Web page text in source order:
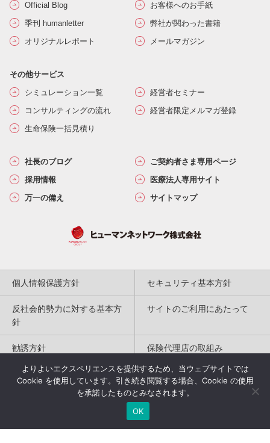
Official Blog
お客様へのお手紙
季刊 humanletter
弊社が関わった書籍
オリジナルレポート
メールマガジン
その他サービス
シミュレーション一覧
経営者セミナー
コンサルティングの流れ
経営者限定メルマガ登録
生命保険一括見積り
社長のブログ
ご契約者さま専用ページ
採用情報
医療法人専用サイト
万一の備え
サイトマップ
個人情報保護方針 セキュリティ基本方針
反社会的勢力に対する基本方
針
サイトのご利用にあたって
勧誘方針 保険代理店の取組み
特定商取引法に基づく表記
Copyright(c) 2004-2026
Humannetwork Inc. All rights reserved.
よりよいエクスペリエンスを提供するため、当ウェブサイトでは
Cookie を使用しています。引き続き閲覧する場合、Cookie の使用
を承諾したものとみなされます。
OK